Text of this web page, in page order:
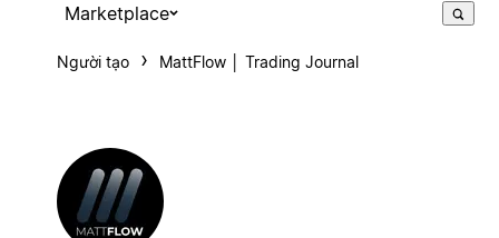
Marketplace
Người tạo MattFlow │ Trading Journal